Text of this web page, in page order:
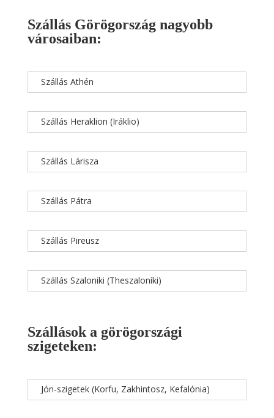
Szállás Görögország nagyobb
városaiban:
Szállás Athén
Szállás Heraklion (Iráklio)
Szállás Lárisza
Szállás Pátra
Szállás Pireusz
Szállás Szaloniki (Theszaloníki)
Szállások a görögországi
szigeteken:
Jón-szigetek (Korfu, Zakhintosz, Kefalónia)